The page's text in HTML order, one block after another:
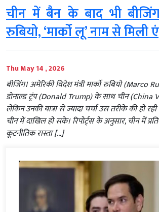
चीन में बैन के बाद भी
रुबियो, ‘मार्को लू’ नाम से मिली
Thu May 14 , 2026
बीजिंग। अमेरिकी विदेश मंत्री मार्को रुबियो (Marco
डोनाल्ड ट्रंप (Donald Trump) के साथ चीन (China
लेकिन उनकी यात्रा से ज्यादा चर्चा उस तरीके की हो
चीन में दाखिल हो सके। रिपोर्ट्स के अनुसार, चीन में
कूटनीतिक रास्ता […]